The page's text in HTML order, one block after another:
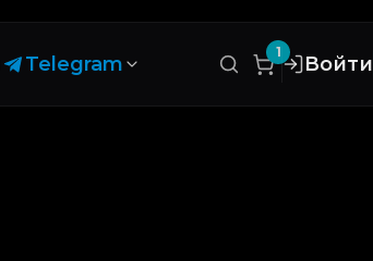
Telegram
1
Войти